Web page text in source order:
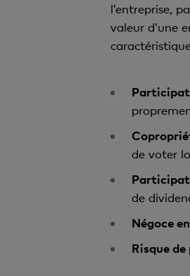
l’entreprise,
valeur d’une
de voter
de
Négoce
Risque